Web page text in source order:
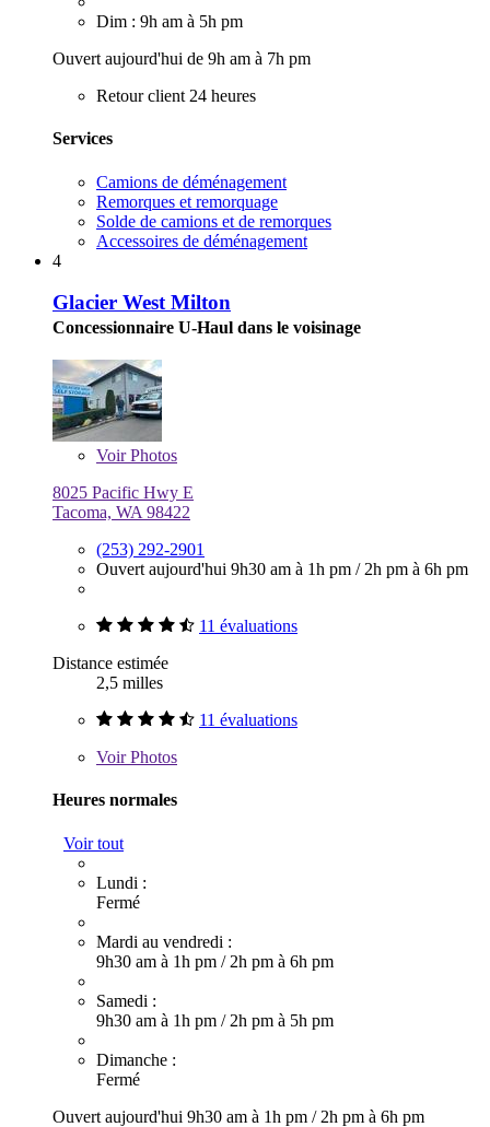
Dim : 9h am à 5h pm
Ouvert aujourd'hui de 9h am à 7h pm
Retour client 24 heures
Services
Camions de déménagement
Remorques et remorquage
Solde de camions et de remorques
Accessoires de déménagement
4
Glacier West Milton
Concessionnaire U-Haul dans le voisinage
VoirPhotos
8025 Pacific Hwy E
Tacoma, WA 98422
(253) 292-2901
Ouvert aujourd'hui 9h30 am à 1h pm / 2h pm à 6h pm
11 évaluations
Distance estimée
2,5 milles
11 évaluations
VoirPhotos
Heures normales
Voir tout
Lundi :
Fermé
Mardi au vendredi :
9h30 am à 1h pm / 2h pm à 6h pm
Samedi :
9h30 am à 1h pm / 2h pm à 5h pm
Dimanche :
Fermé
Ouvert aujourd'hui 9h30 am à 1h pm / 2h pm à 6h pm